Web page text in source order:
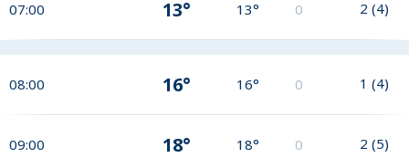
07:00 13° 13° 0 2 (4)
08:00 16° 16° 0 1 (4)
09:00 18° 18° 0 2 (5)